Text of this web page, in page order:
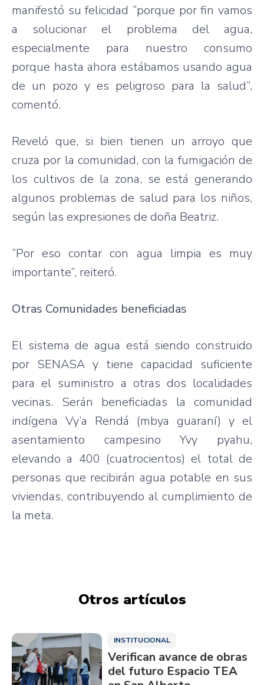
manifestó su felicidad “porque por fin vamos
a solucionar el problema del agua,
especialmente para nuestro consumo
porque hasta ahora estábamos usando agua
de un pozo y es peligroso para la salud”,
comentó.
Reveló que, si bien tienen un arroyo que
cruza por la comunidad, con la fumigación de
los cultivos de la zona, se está generando
algunos problemas de salud para los niños,
según las expresiones de doña Beatriz.
“Por eso contar con agua limpia es muy
importante”, reiteró.
Otras Comunidades beneficiadas
El sistema de agua está siendo construido
por SENASA y tiene capacidad suficiente
para el suministro a otras dos localidades
vecinas. Serán beneficiadas la comunidad
indígena Vy’a Rendá (mbya guaraní) y el
asentamiento campesino Yvy pyahu,
elevando a 400 (cuatrocientos) el total de
personas que recibirán agua potable en sus
viviendas, contribuyendo al cumplimiento de
la meta.
Otros artículos
INSTITUCIONAL
Verifican avance de obras
del futuro Espacio TEA